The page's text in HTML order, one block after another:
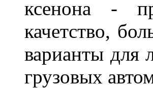
ксенона -
качетство,
варианты для
грузовых